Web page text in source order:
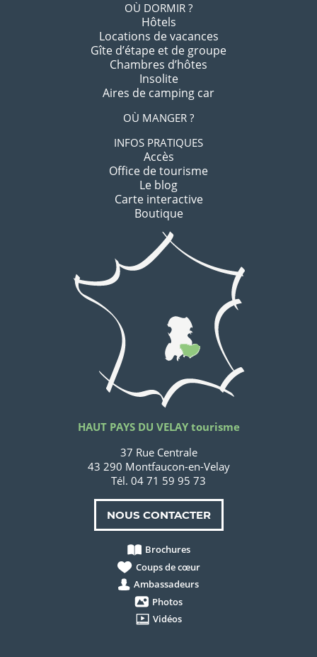
OÙ DORMIR ?
Hôtels
Locations de vacances
Gîte d’étape et de groupe
Chambres d’hôtes
Insolite
Aires de camping car
OÙ MANGER ?
INFOS PRATIQUES
Accès
Office de tourisme
Le blog
Carte interactive
Boutique
HAUT PAYS DU VELAY tourisme
37 Rue Centrale
43 290 Montfaucon-en-Velay
Tél. 04 71 59 95 73
NOUS CONTACTER
Brochures
Coups de cœur
Ambassadeurs
Photos
Vidéos